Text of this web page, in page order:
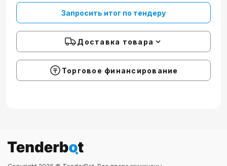
Запросить итог по тендеру
Доставка товара
Торговое финансирование